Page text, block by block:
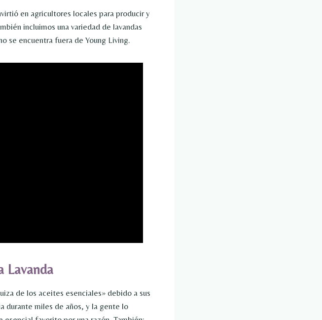
en agricultores locales para producir y
incluimos una variedad de lavandas
se encuentra fuera de Young Living.
Lavanda
de los aceites esenciales» debido a sus
durante miles de años, y la gente lo